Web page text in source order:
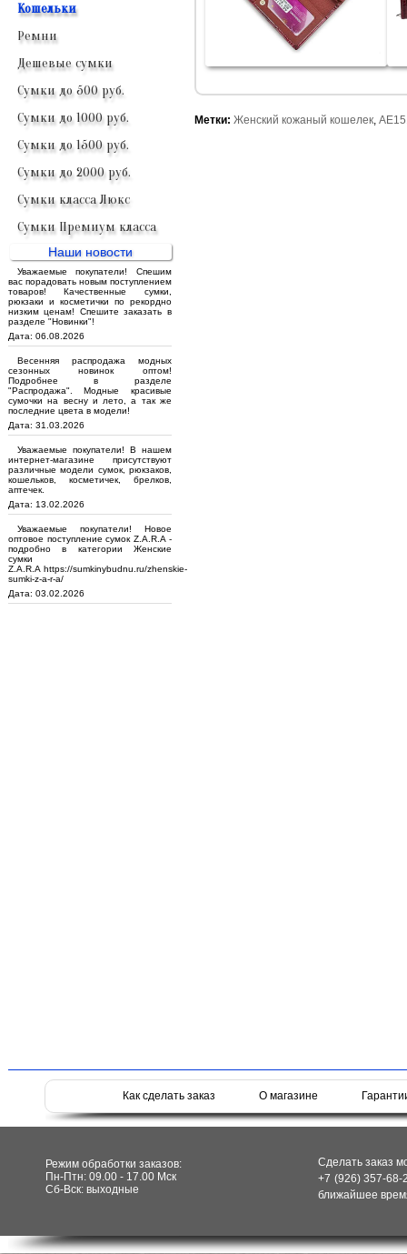
Кошельки
Ремни
Дешевые сумки
Сумки до 500 руб.
Сумки до 1000 руб.
Сумки до 1500 руб.
Сумки до 2000 руб.
Сумки класса Люкс
Сумки Премиум класса
Наши новости
Уважаемые покупатели! Спешим
вас порадовать новым поступлением
товаров! Качественные сумки,
рюкзаки и косметички по рекордно
низким ценам! Спешите заказать в
разделе "Новинки"!
Дата: 06.08.2026
Весенняя распродажа модных
сезонных новинок оптом!
Подробнее в разделе
"Распродажа". Модные красивые
сумочки на весну и лето, а так же
последние цвета в модели!
Дата: 31.03.2026
Уважаемые покупатели! В нашем
интернет-магазине присутствуют
различные модели сумок, рюкзаков,
кошельков, косметичек, брелков,
аптечек.
Дата: 13.02.2026
Уважаемые покупатели! Новое
оптовое поступление сумок Z.A.R.A -
подробно в категории Женские
сумки
Z.A.R.A https://sumkinybudnu.ru/zhenskie-
sumki-z-a-r-a/
Дата: 03.02.2026
Метки: Женский кожаный кошелек
Как сделать заказ О магазине
Режим обработки заказов:
Пн-Птн: 09.00 - 17.00 Мск
Сб-Вск: выходные
Сделать заказ
+7 (926) 357-
ближайшее